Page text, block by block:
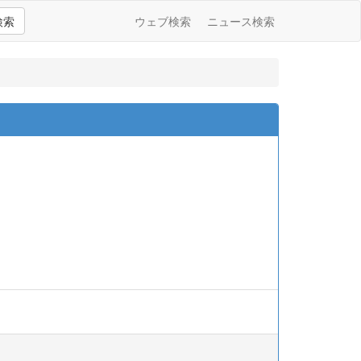
索 ウェブ検索 ニュース検索